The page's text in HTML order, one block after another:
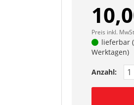
Preis inkl.
lieferbar
Werktagen)
Anzahl: